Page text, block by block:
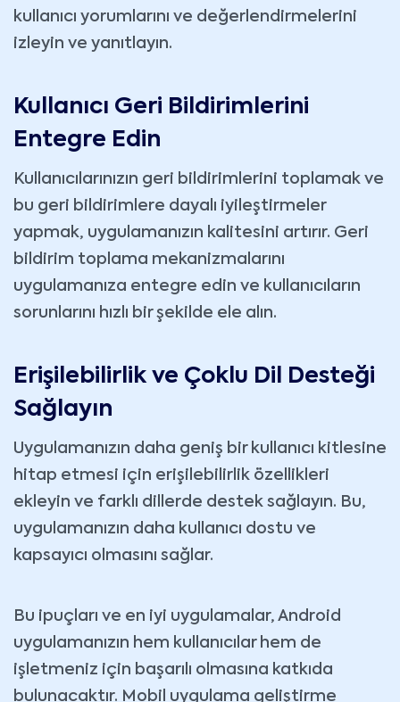
kullanıcı yorumlarını ve değerlendirmelerini
izleyin ve yanıtlayın.
Kullanıcı Geri Bildirimlerini
Entegre Edin
Kullanıcılarınızın geri bildirimlerini toplamak ve
bu geri bildirimlere dayalı iyileştirmeler
yapmak, uygulamanızın kalitesini artırır. Geri
bildirim toplama mekanizmalarını
uygulamanıza entegre edin ve kullanıcıların
sorunlarını hızlı bir şekilde ele alın.
Erişilebilirlik ve Çoklu Dil Desteği
Sağlayın
Uygulamanızın daha geniş bir kullanıcı kitlesine
hitap etmesi için erişilebilirlik özellikleri
ekleyin ve farklı dillerde destek sağlayın. Bu,
uygulamanızın daha kullanıcı dostu ve
kapsayıcı olmasını sağlar.
Bu ipuçları ve en iyi uygulamalar, Android
uygulamanızın hem kullanıcılar hem de
işletmeniz için başarılı olmasına katkıda
bulunacaktır. Mobil uygulama geliştirme